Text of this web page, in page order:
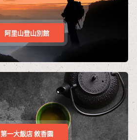
阿里山登山別館
第一大飯店 敘香園